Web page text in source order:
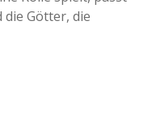
die Götter, die